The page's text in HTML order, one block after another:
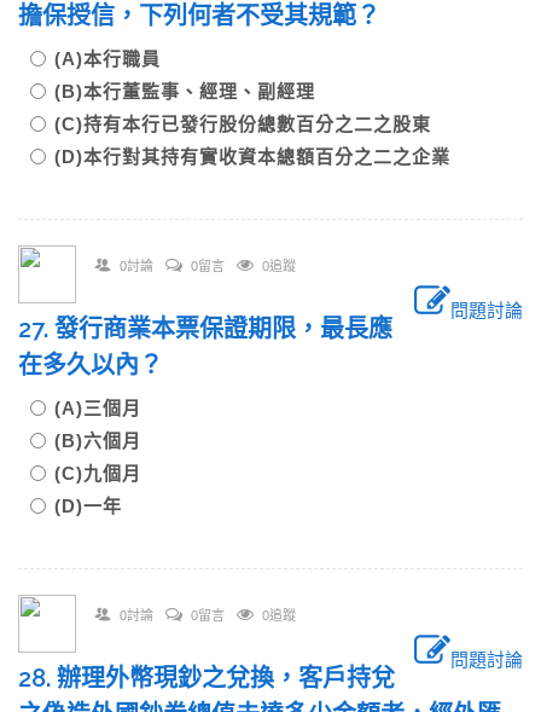
擔保授信，下列何者不受其規範？
(A)本行職員
(B)本行董監事、經理、副經理
(C)持有本行已發行股份總數百分之二之股東
(D)本行對其持有實收資本總額百分之二之企業
0討論 0留言 0追蹤
問題討論
27. 發行商業本票保證期限，最長應
在多久以內？
(A)三個月
(B)六個月
(C)九個月
(D)一年
0討論 0留言 0追蹤
問題討論
28. 辦理外幣現鈔之兌換，客戶持兌